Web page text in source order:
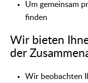
Um gemeinsam
finden
Wir bieten
der
Wir beobachten